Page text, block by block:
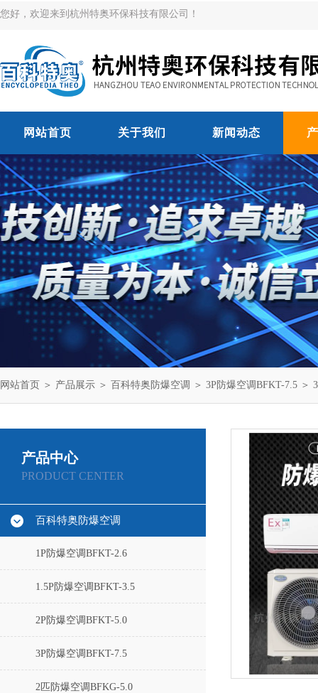
您好，欢迎来到杭州特奥环保科技有限公司！
网站首页 关于我们 新闻动态
网站首页 ＞ 产品展示 ＞ 百科特奥防爆空调 ＞ 3P防爆空调BFKT-7.5 ＞
产品中心
PRODUCT CENTER
百科特奥防爆空调
1P防爆空调BFKT-2.6
1.5P防爆空调BFKT-3.5
2P防爆空调BFKT-5.0
3P防爆空调BFKT-7.5
2匹防爆空调BFKG-5.0